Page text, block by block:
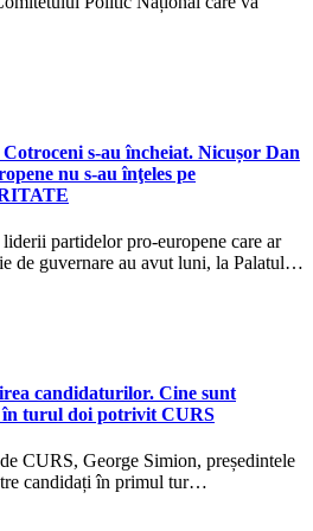
s-au încheiat. Nicușor Dan
nu s-au înţeles pe
partidelor pro-europene care ar
de guvernare au avut luni, la Palatul…
candidaturilor. Cine sunt
turul doi potrivit CURS
CURS, George Simion, președintele
candidați în primul tur…